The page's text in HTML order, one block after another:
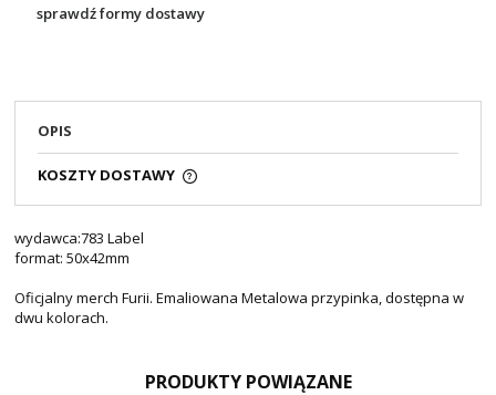
sprawdź formy dostawy
OPIS
KOSZTY DOSTAWY
wydawca:783 Label
format: 50x42mm
Oficjalny merch Furii. Emaliowana Metalowa przypinka, dostępna w
dwu kolorach.
PRODUKTY POWIĄZANE